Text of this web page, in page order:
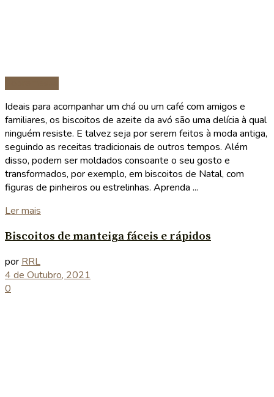
Ideais para acompanhar um chá ou um café com amigos e
familiares, os biscoitos de azeite da avó são uma delícia à qual
ninguém resiste. E talvez seja por serem feitos à moda antiga,
seguindo as receitas tradicionais de outros tempos. Além
disso, podem ser moldados consoante o seu gosto e
transformados, por exemplo, em biscoitos de Natal, com
figuras de pinheiros ou estrelinhas. Aprenda ...
Ler mais
Biscoitos de manteiga fáceis e rápidos
por RRL
4 de Outubro, 2021
0